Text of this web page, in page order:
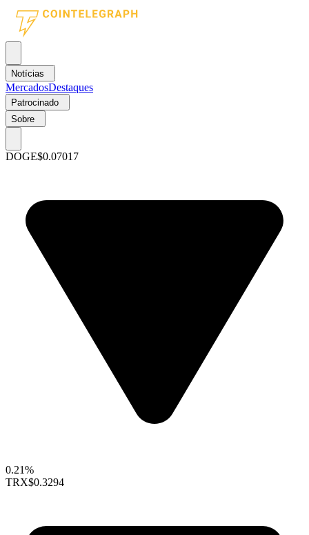
Notícias
MercadosDestaques
Patrocinado
Sobre
DOGE$0.07017
0.21%
TRX$0.3294